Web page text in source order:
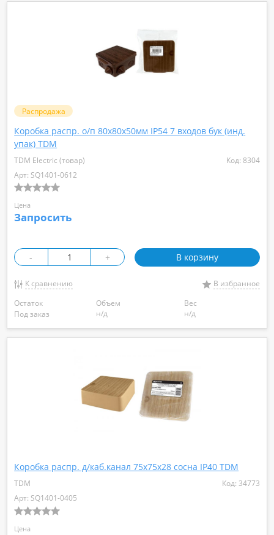
Распродажа
Коробка распр. о/п 80х80х50мм IP54 7 входов бук (инд.
упак) TDM
TDM Electric (товар)
Код: 8304
Арт: SQ1401-0612
Цена
Запросить
- + В корзину
К сравнению
В избранное
Остаток
Под заказ
Объем
н/д
Вес
н/д
Коробка распр. д/каб.канал 75х75х28 сосна IP40 TDM
TDM
Код: 34773
Арт: SQ1401-0405
Цена